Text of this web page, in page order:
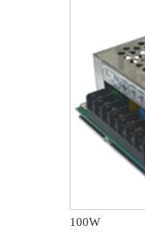
100W